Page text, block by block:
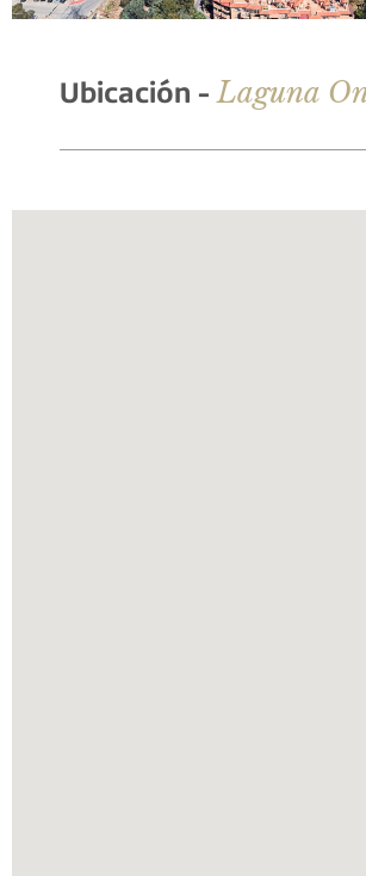
Ubicación -Laguna